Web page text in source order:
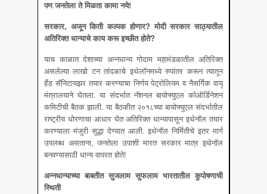
पण जनतेला ते मिळता कामा नये!
सरकार, अजून किती कल्पक होणार? मोदी सरकार साठ्यातील
अतिरिक्त धान्याचे काय करू इच्छीत होते?
याच काळात देशाच्या अन्नधान्य गोदाम महामंडळातील अतिरिक्त
असलेल्या लाखो टन तांदळाचे इथेलॉनमध्ये रुपांतर करून त्यातून
हँड सॅनिटायझर तयार करण्याचा निर्णय पेट्रोलियम व नैसर्गिक वायू
मंत्रालयाने घेतला. या संदर्भात नॅशनल बायोफ्युएल कोऑर्डिनेशन
कमिटीची बैठक झाली. या बैठकीत २०१८च्या बायोफ्युएल संदर्भातील
राष्ट्रीय धोरणाचा आधार घेत अतिरिक्त धान्यापासून इथेनॉल तयार
करण्याला मंजुरी सुद्धा देण्यात आली. इथेनॉल निर्मितीचे इतर मार्ग
उपलब्ध असताना, जनतेला उपाशी मारत सरकार मात्र इथेनॉल
बनवण्यासाठी धान्य वापरत होते!
अन्नधान्याच्या बाबतीत सुजलाम सुफलाम भारतातील कुपोषणाची
स्थिती